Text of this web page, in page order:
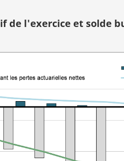
de l'exercice et solde